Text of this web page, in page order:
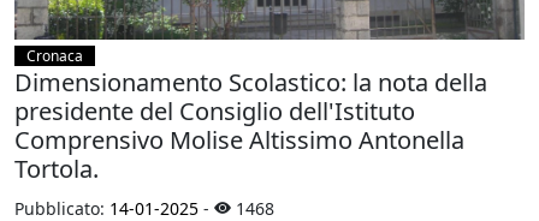
Cronaca
Dimensionamento Scolastico: la nota della
presidente del Consiglio dell'Istituto
Comprensivo Molise Altissimo Antonella
Tortola.
Pubblicato: 14-01-2025 - 1468